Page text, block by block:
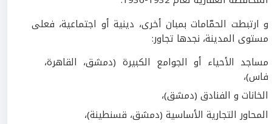
و ارتبطت الحمّامات بمبان أخرى، دينية أو اجتماعية، فعلى
مستوى المدينة، نجدها تجاور:
مساجد الأحياء أو الجوامع الكبيرة (دمشق، القاهرة،
فاس)،
الخانات و الفنادق (دمشق)،
المحاور التجارية الأساسية (دمشق، قسنطينة)،